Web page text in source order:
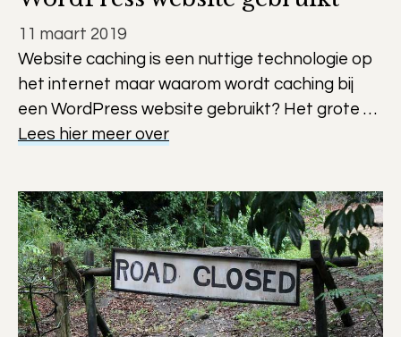
11 maart 2019
Website caching is een nuttige technologie op
het internet maar waarom wordt caching bij
een WordPress website gebruikt? Het grote …
Lees hier meer over